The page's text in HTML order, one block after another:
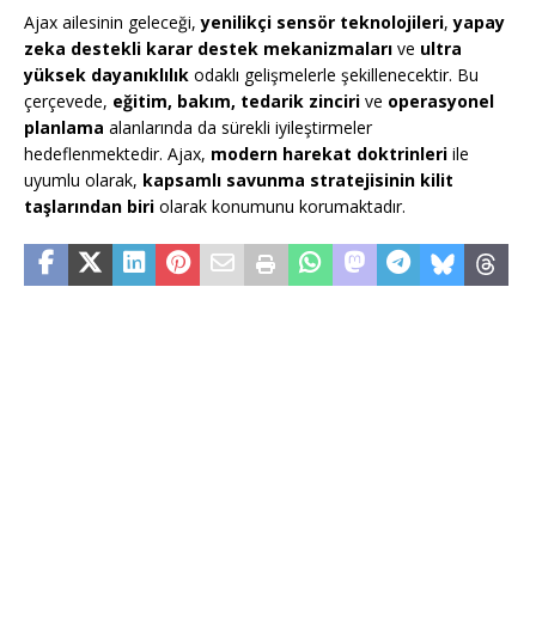
Ajax ailesinin geleceği,yenilikçi sensör teknolojileri,yapay
zeka destekli karar destek mekanizmaları ve ultra
yüksek dayanıklılık odaklı gelişmelerle şekillenecektir. Bu
çerçevede, eğitim, bakım, tedarik zinciri ve operasyonel
planlama alanlarında da sürekli iyileştirmeler
hedeflenmektedir. Ajax, modern harekat doktrinleri ile
uyumlu olarak, kapsamlı savunma stratejisinin kilit
taşlarından biri olarak konumunu korumaktadır.